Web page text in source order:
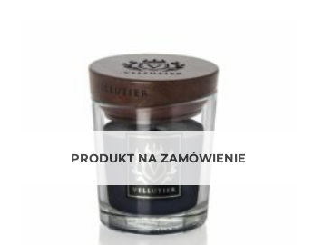
PRODUKT NA ZAMÓWIENIE